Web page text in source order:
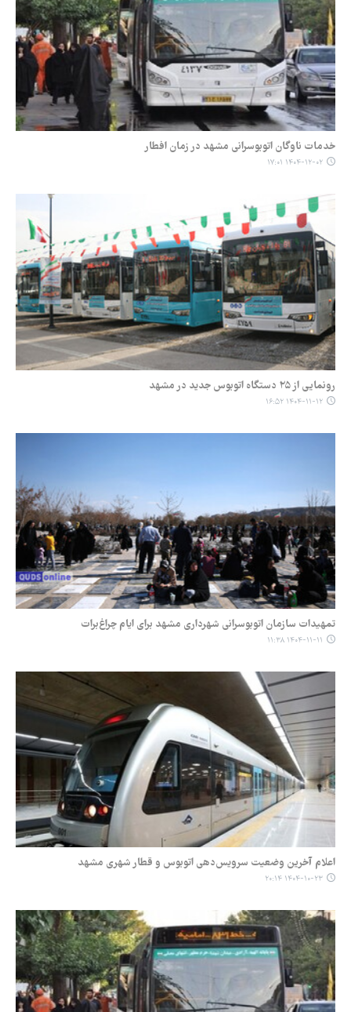
خدمات ناوگان اتوبوسرانی مشهد در زمان افطار
۱۴۰۴-۱۲-۰۲ ۱۷:۰۱
رونمایی از ۲۵ دستگاه اتوبوس جدید در مشهد
۱۴۰۴-۱۱-۱۲ ۱۶:۵۲
تمهیدات سازمان اتوبوسرانی شهرداری مشهد برای ایام چراغ‌برات
۱۴۰۴-۱۱-۱۱ ۱۱:۳۸
اعلام آخرین وضعیت سرویس‌دهی اتوبوس و قطار شهری مشهد
۱۴۰۴-۱۰-۲۳ ۲۰:۱۴